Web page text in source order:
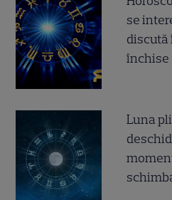
se
discută
închise
Luna